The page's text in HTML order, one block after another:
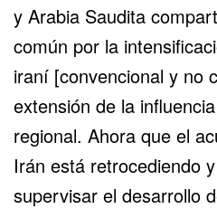
y Arabia Saudita
común por la
iraní [convencional y no
extensión de la
regional. Ahora que el
Irán está retrocediendo
supervisar el desarrollo